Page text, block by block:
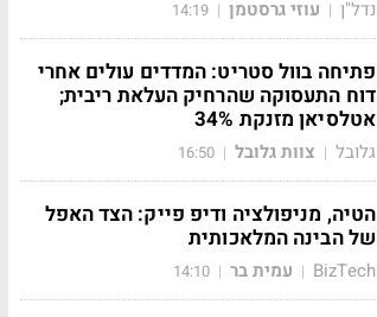
נדל"ן | עוזי גרסטמן |
14:19
פתיחה בוול סטריט: המדדים עולים אחרי
דוח התעסוקה שהרחיק העלאת ריבית;
אטלסיאן מזנקת 34%
גלובל | צוות גלובל |
16:50
הטיה, מניפולציה ודיפ פייק: הצד האפל
של הבינה המלאכותית
BizTech
| עמית בר |
14:10